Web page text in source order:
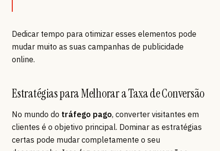
Dedicar tempo para otimizar esses elementos pode
mudar muito as suas campanhas de publicidade
online.
Estratégias para Melhorar a Taxa de Conversão
No mundo do tráfego pago, converter visitantes em
clientes é o objetivo principal. Dominar as estratégias
certas pode mudar completamente o seu